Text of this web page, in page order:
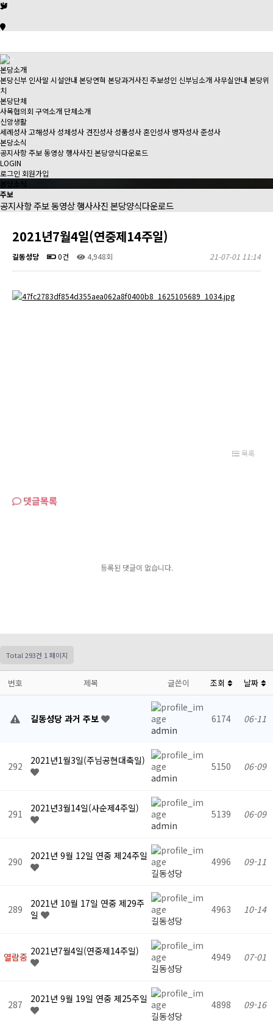
본당소개
본당신부 인사말시설안내 본당연혁 본당과거사진 주보성인 신부님소개사무실안내 본당위
치
본당단체
사목협의회 구역소개 단체소개
신앙생활
세례성사고해성사성체성사 견진성사성품성사혼인성사 병자성사준성사
본당소식
공지사항주보동영상행사사진 본당양식다운로드
LOGIN
로그인 회원가입
본당소식
주보
공지사항주보동영상행사사진본당양식다운로드
2021년7월4일(연중제14주일)
길동성당 0건 4,948회 21-07-01 11:14
목록
댓글목록
등록된 댓글이 없습니다.
Total 293건 1 페이지
번호 제목 글쓴이 조회 날짜
길동성당 과거 주보
admin
6174 06-11
292
2021년1월3일(주님공현대축일)
admin
5150 06-09
291
2021년3월14일(사순제4주일)
admin
5139 06-09
290
2021년 9월 12일 연중 제24주일
길동성당
4996 09-11
289
2021년 10월 17일 연중 제29주
일
길동성당
4963 10-14
열람중 2021년7월4일(연중제14주일)
길동성당
4949 07-01
287
2021년 9월 19일 연중 제25주일
길동성당
4898 09-16